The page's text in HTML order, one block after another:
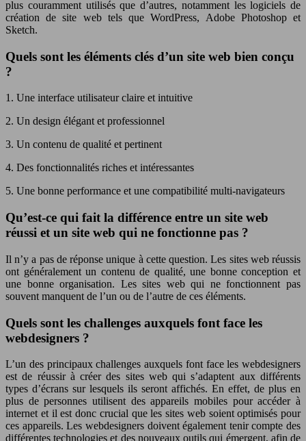
plus couramment utilisés que d’autres, notamment les logiciels de
création de site web tels que WordPress, Adobe Photoshop et
Sketch.
Quels sont les éléments clés d’un site web bien conçu
?
1. Une interface utilisateur claire et intuitive
2. Un design élégant et professionnel
3. Un contenu de qualité et pertinent
4. Des fonctionnalités riches et intéressantes
5. Une bonne performance et une compatibilité multi-navigateurs
Qu’est-ce qui fait la différence entre un site web
réussi et un site web qui ne fonctionne pas ?
Il n’y a pas de réponse unique à cette question. Les sites web réussis
ont généralement un contenu de qualité, une bonne conception et
une bonne organisation. Les sites web qui ne fonctionnent pas
souvent manquent de l’un ou de l’autre de ces éléments.
Quels sont les challenges auxquels font face les
webdesigners ?
L’un des principaux challenges auxquels font face les webdesigners
est de réussir à créer des sites web qui s’adaptent aux différents
types d’écrans sur lesquels ils seront affichés. En effet, de plus en
plus de personnes utilisent des appareils mobiles pour accéder à
internet et il est donc crucial que les sites web soient optimisés pour
ces appareils. Les webdesigners doivent également tenir compte des
différentes technologies et des nouveaux outils qui émergent, afin de